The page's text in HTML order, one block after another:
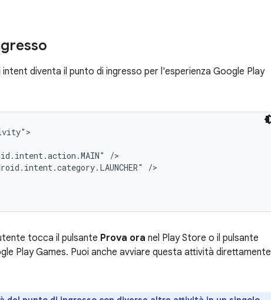
diventa il punto di ingresso per l'esperienza Google Play
tocca il pulsante Prova ora nel Play Store o il pulsante
Play Games. Puoi anche avviare questa attività direttamente